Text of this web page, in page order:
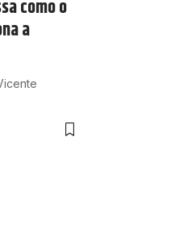
como o
a